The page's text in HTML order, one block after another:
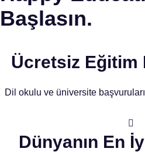
Başlasın.
Ücretsiz Eğitim
Dil okulu ve üniversite
Dünyanın En